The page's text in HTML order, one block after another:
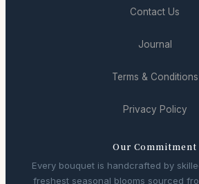
Contact Us
Journal
Terms & Conditions
Privacy Policy
Our Commitment
Every bouquet is handcrafted by
freshest seasonal blooms sourced